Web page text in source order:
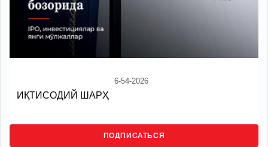
6-54-2026
ИҚТИСОДИЙ ШАРҲ
ПОДПИСАТЬСЯ